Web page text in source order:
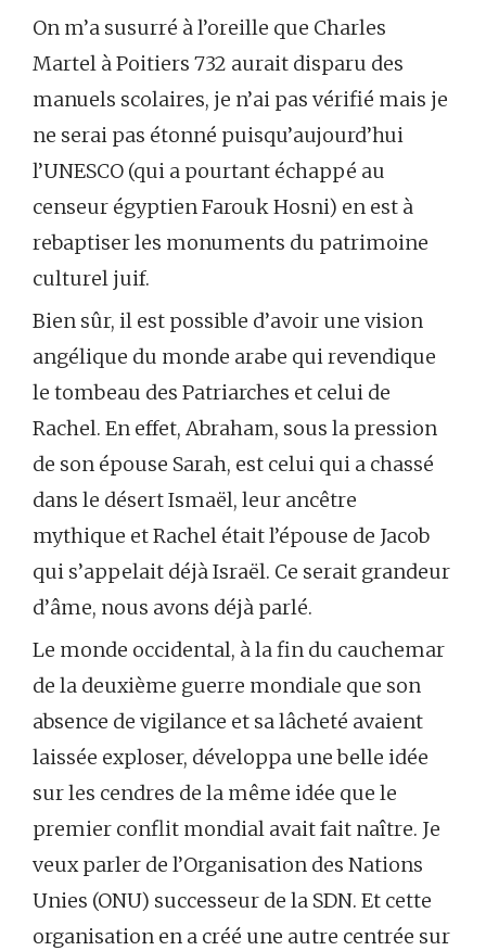
On m’a susurré à l’oreille que Charles
Martel à Poitiers 732 aurait disparu des
manuels scolaires, je n’ai pas vérifié mais je
ne serai pas étonné puisqu’aujourd’hui
l’UNESCO (qui a pourtant échappé au
censeur égyptien Farouk Hosni) en est à
rebaptiser les monuments du patrimoine
culturel juif.
Bien sûr, il est possible d’avoir une vision
angélique du monde arabe qui revendique
le tombeau des Patriarches et celui de
Rachel. En effet, Abraham, sous la pression
de son épouse Sarah, est celui qui a chassé
dans le désert Ismaël, leur ancêtre
mythique et Rachel était l’épouse de Jacob
qui s’appelait déjà Israël. Ce serait grandeur
d’âme, nous avons déjà parlé.
Le monde occidental, à la fin du cauchemar
de la deuxième guerre mondiale que son
absence de vigilance et sa lâcheté avaient
laissée exploser, développa une belle idée
sur les cendres de la même idée que le
premier conflit mondial avait fait naître. Je
veux parler de l’Organisation des Nations
Unies (ONU) successeur de la SDN. Et cette
organisation en a créé une autre centrée sur